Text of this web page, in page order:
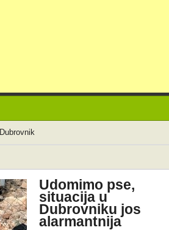
Dubrovnik
Udomimo pse,
situacija u
Dubrovniku jos
alarmantnija